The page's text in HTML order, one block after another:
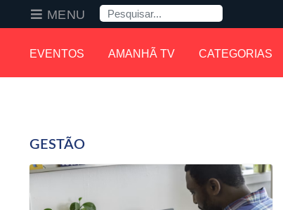
EVENTOS AMANHÃ TV CATEGORIAS
MENU Pesquisa
GESTÃO